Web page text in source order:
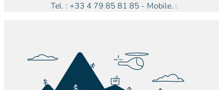
Tel. : +33 4 79 85 81 85 - Mobile. :